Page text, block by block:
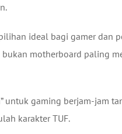
ideal bagi gamer dan
bukan motherboard paling
untuk gaming berjam-jam
karakter TUF.